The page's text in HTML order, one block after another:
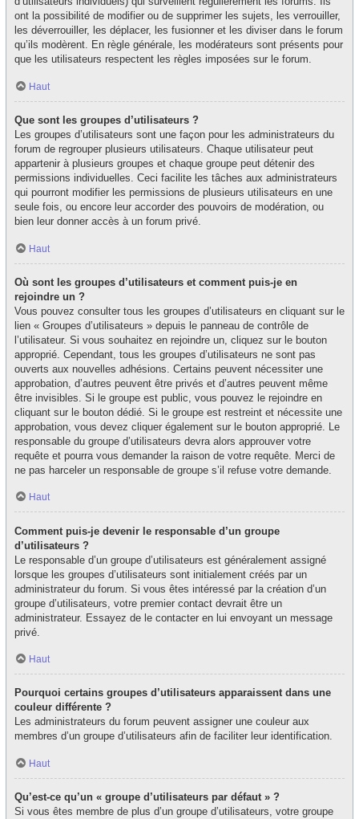
ont la possibilité de modifier ou de supprimer les sujets, les verrouiller,
les déverrouiller, les déplacer, les fusionner et les diviser dans le forum
qu’ils modèrent. En règle générale, les modérateurs sont présents pour
que les utilisateurs respectent les règles imposées sur le forum.
Haut
Que sont les groupes d’utilisateurs ?
Les groupes d’utilisateurs sont une façon pour les administrateurs du
forum de regrouper plusieurs utilisateurs. Chaque utilisateur peut
appartenir à plusieurs groupes et chaque groupe peut détenir des
permissions individuelles. Ceci facilite les tâches aux administrateurs
qui pourront modifier les permissions de plusieurs utilisateurs en une
seule fois, ou encore leur accorder des pouvoirs de modération, ou
bien leur donner accès à un forum privé.
Haut
Où sont les groupes d’utilisateurs et comment puis-je en
rejoindre un ?
Vous pouvez consulter tous les groupes d’utilisateurs en cliquant sur le
lien « Groupes d’utilisateurs » depuis le panneau de contrôle de
l’utilisateur. Si vous souhaitez en rejoindre un, cliquez sur le bouton
approprié. Cependant, tous les groupes d’utilisateurs ne sont pas
ouverts aux nouvelles adhésions. Certains peuvent nécessiter une
approbation, d’autres peuvent être privés et d’autres peuvent même
être invisibles. Si le groupe est public, vous pouvez le rejoindre en
cliquant sur le bouton dédié. Si le groupe est restreint et nécessite une
approbation, vous devez cliquer également sur le bouton approprié. Le
responsable du groupe d’utilisateurs devra alors approuver votre
requête et pourra vous demander la raison de votre requête. Merci de
ne pas harceler un responsable de groupe s’il refuse votre demande.
Haut
Comment puis-je devenir le responsable d’un groupe
d’utilisateurs ?
Le responsable d’un groupe d’utilisateurs est généralement assigné
lorsque les groupes d’utilisateurs sont initialement créés par un
administrateur du forum. Si vous êtes intéressé par la création d’un
groupe d’utilisateurs, votre premier contact devrait être un
administrateur. Essayez de le contacter en lui envoyant un message
privé.
Haut
Pourquoi certains groupes d’utilisateurs apparaissent dans une
couleur différente ?
Les administrateurs du forum peuvent assigner une couleur aux
membres d’un groupe d’utilisateurs afin de faciliter leur identification.
Haut
Qu’est-ce qu’un « groupe d’utilisateurs par défaut » ?
Si vous êtes membre de plus d’un groupe d’utilisateurs, votre groupe